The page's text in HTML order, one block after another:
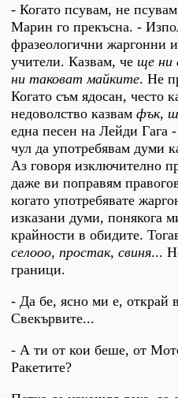
- Когато псувам, не
Марин го прекъсна. -
фразеологични жаргонни
учители. Казвам, че ще ни
ни таковат майките. Не
Когато съм ядосан, често
недоволство казвам фък,
една песен на Лейди Гага
чул да употребявам думи
Аз говоря изключително
даже ви поправям
когато употребявате
изказани думи, понякога
крайности в обидите.
селооо, простак, свиня...
граници.
- Да бе, ясно ми е, открай
Свекървите...
- А ти от кои беше, от
Ракетите?